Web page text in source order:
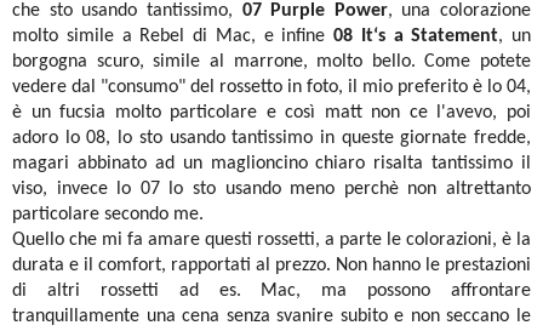
che sto usando tantissimo, 07 Purple Power, una colorazione
molto simile a Rebel di Mac, e infine 08 It‘s a Statement, un
borgogna scuro, simile al marrone, molto bello. Come potete
vedere dal "consumo" del rossetto in foto, il mio preferito è lo 04,
è un fucsia molto particolare e così matt non ce l'avevo, poi
adoro lo 08, lo sto usando tantissimo in queste giornate fredde,
magari abbinato ad un maglioncino chiaro risalta tantissimo il
viso, invece lo 07 lo sto usando meno perchè non altrettanto
particolare secondo me.
Quello che mi fa amare questi rossetti, a parte le colorazioni, è la
durata e il comfort, rapportati al prezzo. Non hanno le prestazioni
di altri rossetti ad es. Mac, ma possono affrontare
tranquillamente una cena senza svanire subito e non seccano le